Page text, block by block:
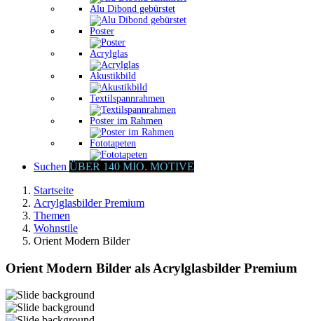
Alu Dibond gebürstet
Poster
Acrylglas
Akustikbild
Textilspannrahmen
Poster im Rahmen
Fototapeten
Suchen ÜBER 140 MIO. MOTIVE
Startseite
Acrylglasbilder Premium
Themen
Wohnstile
Orient Modern Bilder
Orient Modern Bilder als Acrylglasbilder Premium